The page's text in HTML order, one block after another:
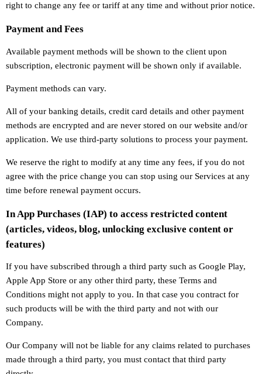
right to change any fee or tariff at any time and without prior notice.
Payment and Fees
Available payment methods will be shown to the client upon
subscription, electronic payment will be shown only if available.
Payment methods can vary.
All of your banking details, credit card details and other payment
methods are encrypted and are never stored on our website and/or
application. We use third-party solutions to process your payment.
We reserve the right to modify at any time any fees, if you do not
agree with the price change you can stop using our Services at any
time before renewal payment occurs.
In App Purchases (IAP) to access restricted content
(articles, videos, blog, unlocking exclusive content or
features)
If you have subscribed through a third party such as Google Play,
Apple App Store or any other third party, these Terms and
Conditions might not apply to you. In that case you contract for
such products will be with the third party and not with our
Company.
Our Company will not be liable for any claims related to purchases
made through a third party, you must contact that third party